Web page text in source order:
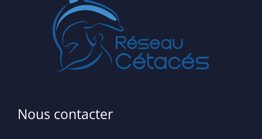
Nous contacter